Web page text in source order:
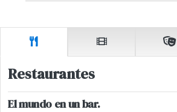
Restaurantes
El mundo en un bar.